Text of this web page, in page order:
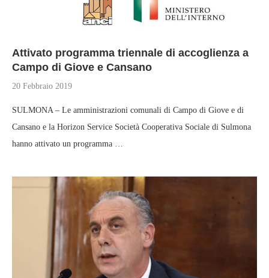
Attivato programma triennale di accoglienza a
Campo di Giove e Cansano
20 Febbraio 2019
SULMONA – Le amministrazioni comunali di Campo di Giove e di
Cansano e la Horizon Service Società Cooperativa Sociale di Sulmona
hanno attivato un programma …